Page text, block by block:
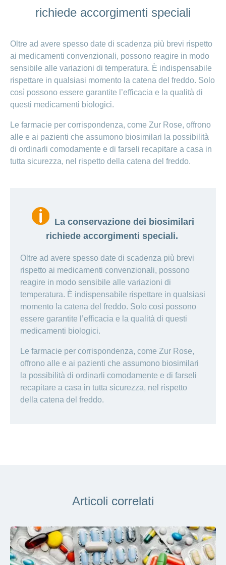
richiede accorgimenti speciali
Oltre ad avere spesso date di scadenza più brevi rispetto
ai medicamenti convenzionali, possono reagire in modo
sensibile alle variazioni di temperatura. È indispensabile
rispettare in qualsiasi momento la catena del freddo. Solo
così possono essere garantite l’efficacia e la qualità di
questi medicamenti biologici.
Le farmacie per corrispondenza, come Zur Rose, offrono
alle e ai pazienti che assumono biosimilari la possibilità
di ordinarli comodamente e di farseli recapitare a casa in
tutta sicurezza, nel rispetto della catena del freddo.
La conservazione dei biosimilari
richiede accorgimenti speciali.
Oltre ad avere spesso date di scadenza più brevi
rispetto ai medicamenti convenzionali, possono
reagire in modo sensibile alle variazioni di
temperatura. È indispensabile rispettare in qualsiasi
momento la catena del freddo. Solo così possono
essere garantite l’efficacia e la qualità di questi
medicamenti biologici.
Le farmacie per corrispondenza, come Zur Rose,
offrono alle e ai pazienti che assumono biosimilari
la possibilità di ordinarli comodamente e di farseli
recapitare a casa in tutta sicurezza, nel rispetto
della catena del freddo.
Articoli correlati